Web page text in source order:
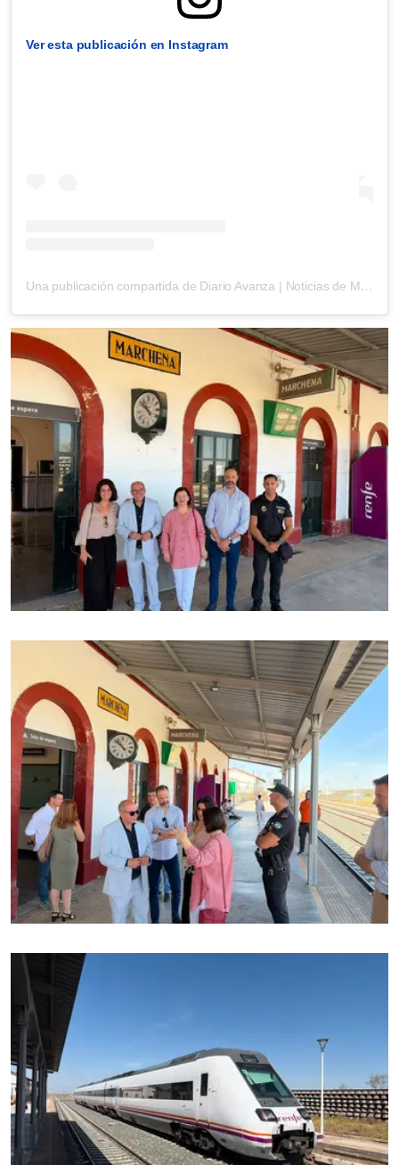
Ver esta publicación en Instagram
Una publicación compartida de Diario Avanza | Noticias de Marchena y provincia (@diarioavanza)